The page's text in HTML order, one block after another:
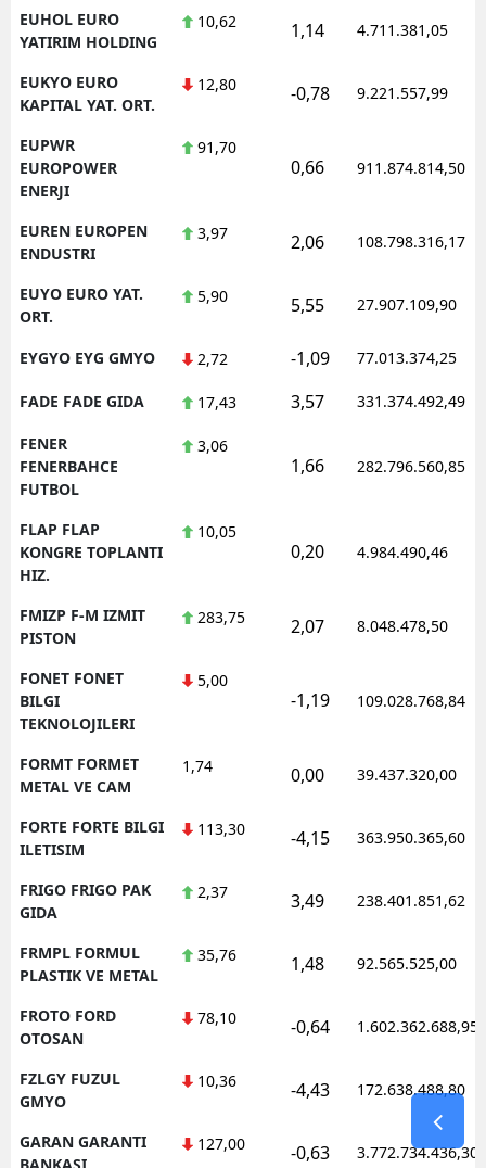
EUHOL EURO
YATIRIM HOLDING
10,62 1,14 4.711.381,05
EUKYO EURO
KAPITAL YAT. ORT.
12,80 -0,78 9.221.557,99
EUPWR
EUROPOWER
ENERJI
91,70
0,66 911.874.814,50
EUREN EUROPEN
ENDUSTRI
3,97 2,06 108.798.316,17
EUYO EURO YAT.
ORT.
5,90 5,55 27.907.109,90
EYGYO EYG GMYO 2,72 -1,09 77.013.374,25
FADE FADE GIDA 17,43 3,57 331.374.492,49
FENER
FENERBAHCE
FUTBOL
3,06
1,66 282.796.560,85
FLAP FLAP
KONGRE TOPLANTI
HIZ.
10,05
0,20 4.984.490,46
FMIZP F-M IZMIT
PISTON
283,75 2,07 8.048.478,50
FONET FONET
BILGI
TEKNOLOJILERI
5,00
-1,19 109.028.768,84
FORMT FORMET
METAL VE CAM
1,74 0,00 39.437.320,00
FORTE FORTE BILGI
ILETISIM
113,30 -4,15 363.950.365,60
FRIGO FRIGO PAK
GIDA
2,37 3,49 238.401.851,62
FRMPL FORMUL
PLASTIK VE METAL
35,76 1,48 92.565.525,00
FROTO FORD
OTOSAN
78,10 -0,64 1.602.362.688,95
FZLGY FUZUL
GMYO
10,36 -4,43 172.638.488,80
GARAN GARANTI
BANKASI
127,00 -0,63 3.772.734.436,30